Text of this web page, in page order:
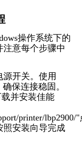
操作系统下的
意每个步骤中
开关。使用
保连接稳固。
并安装佳能
printer/lbp2900/"
照安装向导完成